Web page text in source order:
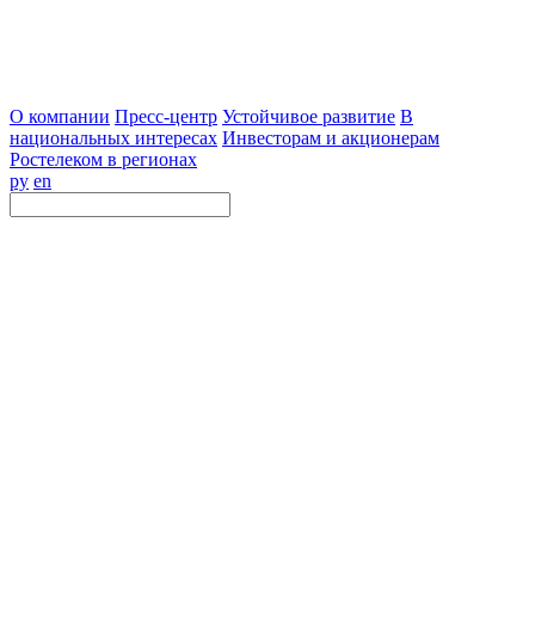
О компании Пресс-центр Устойчивое развитие В
национальных интересах Инвесторам и акционерам
Ростелеком в регионах
ру en